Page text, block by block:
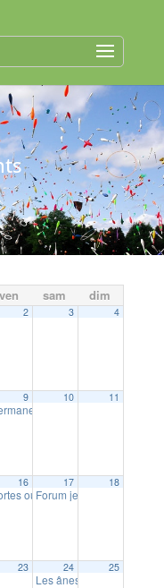
ven sam dim
2 3 4
»15:00
9
assistant social (sur
10 11
16
ouvertes à l’école Sainte
17
Forum jeunesse «
18
(sur RDV)10:00
23 24
Les ânes du canal :
25